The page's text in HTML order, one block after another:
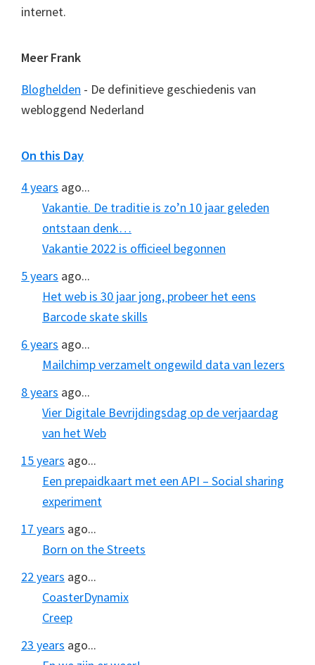
internet.
Meer Frank
Bloghelden - De definitieve geschiedenis van
webloggend Nederland
On this Day
4 years ago...
Vakantie. De traditie is zo’n 10 jaar geleden
ontstaan denk…
Vakantie 2022 is officieel begonnen
5 years ago...
Het web is 30 jaar jong, probeer het eens
Barcode skate skills
6 years ago...
Mailchimp verzamelt ongewild data van lezers
8 years ago...
Vier Digitale Bevrijdingsdag op de verjaardag
van het Web
15 years ago...
Een prepaidkaart met een API – Social sharing
experiment
17 years ago...
Born on the Streets
22 years ago...
CoasterDynamix
Creep
23 years ago...